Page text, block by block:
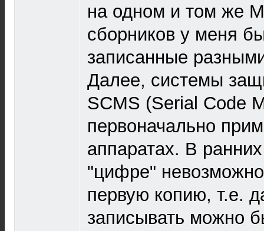
на одном и том же
сборников у меня
записанные
Далее, системы
SCMS (Serial Code
первоначально
аппаратах. В
"цифре"
первую копию, т.е.
записывать можно